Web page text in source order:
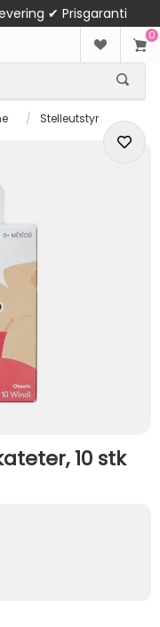
✔ Prisgaranti
0
/ Stelleutstyr
10 stk